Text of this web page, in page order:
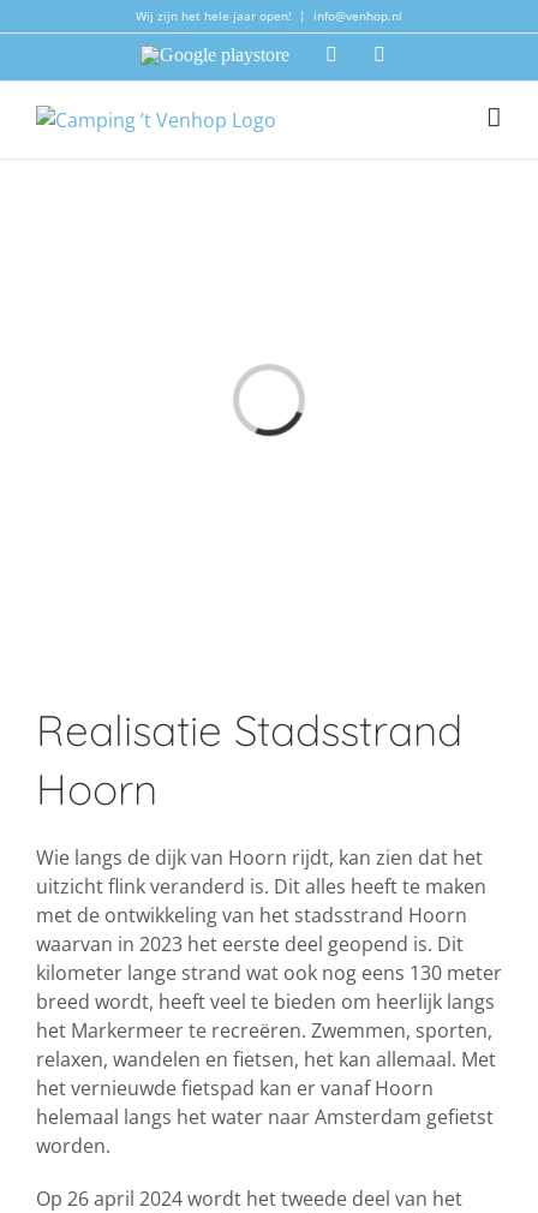
naar
Wij zijn het hele jaar open! | info@venhop.nl
Google
Facebook
F
Q i
t
e
m
s
a n
h
e
t
l a
d
e
n
.
.
.
Realisatie Stadsstrand
Hoorn
Wie langs de dijk van Hoorn rijdt, kan zien dat het
uitzicht flink veranderd is. Dit alles heeft te maken
met de ontwikkeling van het stadsstrand Hoorn
waarvan in 2023 het eerste deel geopend is. Dit
kilometer lange strand wat ook nog eens 130 meter
breed wordt, heeft veel te bieden om heerlijk langs
het Markermeer te recreëren. Zwemmen, sporten,
relaxen, wandelen en fietsen, het kan allemaal. Met
het vernieuwde fietspad kan er vanaf Hoorn
helemaal langs het water naar Amsterdam gefietst
worden.
Op 26 april 2024 wordt het tweede deel van het